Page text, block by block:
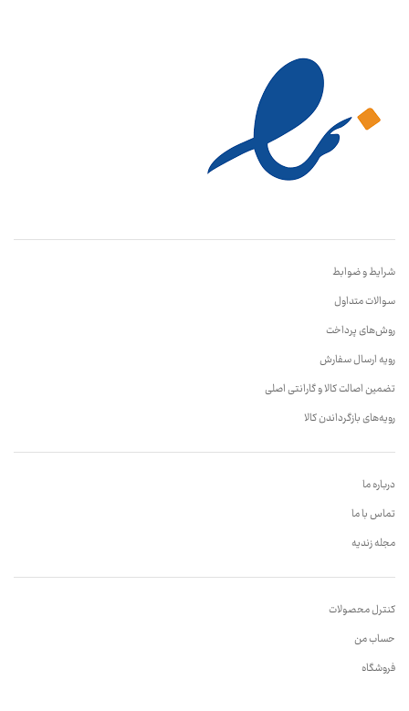
شرایط و ضوابط
سوالات متداول
روش‌های پرداخت
رویه ارسال سفارش
تضمین اصالت کالا و گارانتی اصلی
رویه‌های بازگرداندن کالا
درباره ما
تماس با ما
مجله زندیه
کنترل محصولات
حساب من
فروشگاه